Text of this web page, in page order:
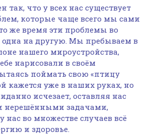
так, что у всех нас существует
которые чаще всего мы сами
же время эти проблемы во
на другую. Мы пребываем в
нашего мироустройства,
нарисовали в своём
поймать свою «птицу
кажется уже в наших руках, но
исчезает, оставляя нас
нерешёнными задачами,
во множестве случаев всё
и здоровье.